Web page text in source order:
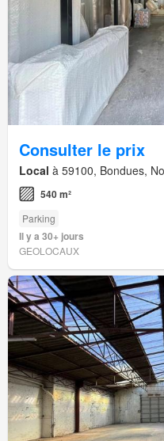
Consulter le prix
Local à 59100, Bondues,
540 m²
Parking
Il y a 30+ jours
GEOLOCAUX